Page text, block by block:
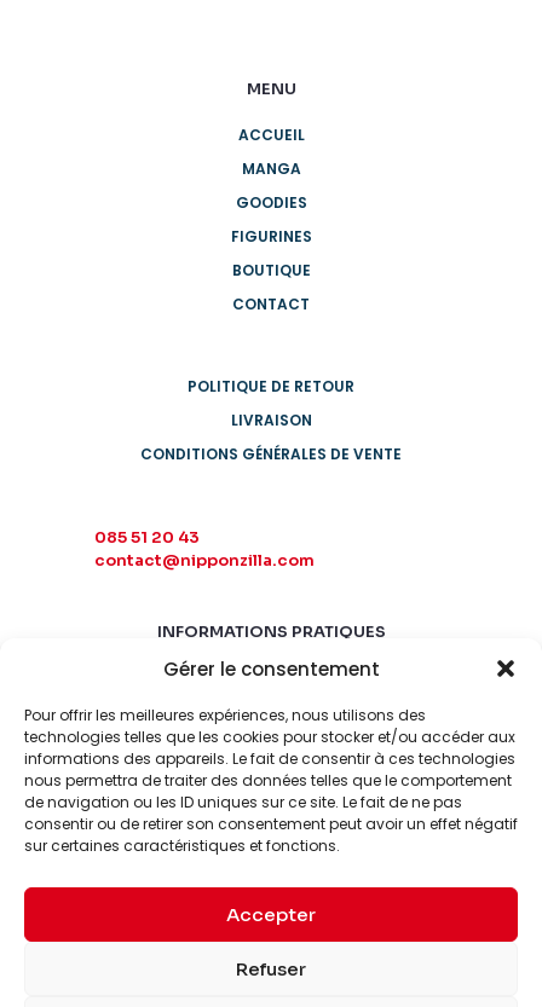
Gérer le consentement
Pour offrir les meilleures expériences, nous utilisons des
technologies telles que les cookies pour stocker et/ou accéder aux
informations des appareils. Le fait de consentir à ces technologies
nous permettra de traiter des données telles que le comportement
de navigation ou les ID uniques sur ce site. Le fait de ne pas
consentir ou de retirer son consentement peut avoir un effet négatif
sur certaines caractéristiques et fonctions.
Accepter
Refuser
MENU
ACCUEIL
MANGA
GOODIES
FIGURINES
BOUTIQUE
CONTACT
POLITIQUE DE RETOUR
LIVRAISON
CONDITIONS GÉNÉRALES DE VENTE
085 51 20 43
contact@nipponzilla.com
INFORMATIONS PRATIQUES
MARDI-SAMEDI
LUNDI-DIMANCHE
FERMÉ
© 2026 Nipponzilla. Tous
Mentions